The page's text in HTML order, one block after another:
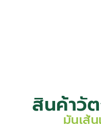
สินค้าวั
มันเส้